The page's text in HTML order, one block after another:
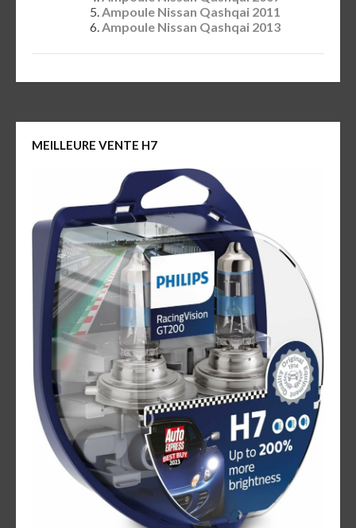
Ampoule Nissan Qashqai 2011
Ampoule Nissan Qashqai 2013
MEILLEURE VENTE H7